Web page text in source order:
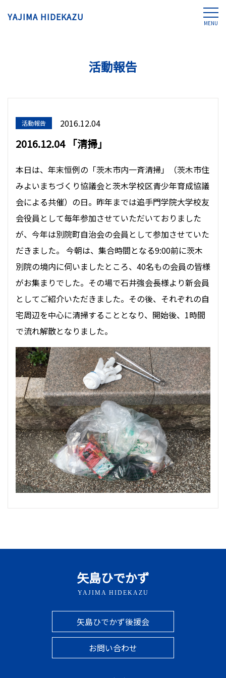
YAJIMA HIDEKAZU
MENU
活動報告
活動報告 2016.12.04
2016.12.04 「清掃」
本日は、年末恒例の「茨木市内一斉清掃」（茨木市住
みよいまちづくり協議会と茨木学校区青少年育成協議
会による共催）の日。昨年までは追手門学院大学校友
会役員として毎年参加させていただいておりました
が、今年は別院町自治会の会員として参加させていた
だきました。 今朝は、集合時間となる9:00前に茨木
別院の境内に伺いましたところ、40名もの会員の皆様
がお集まりでした。その場で石井強会長様より新会員
としてご紹介いただきました。その後、それぞれの自
宅周辺を中心に清掃することとなり、開始後、1時間
で流れ解散となりました。
矢島ひでかず
YAJIMA HIDEKAZU
矢島ひでかず後援会
お問い合わせ